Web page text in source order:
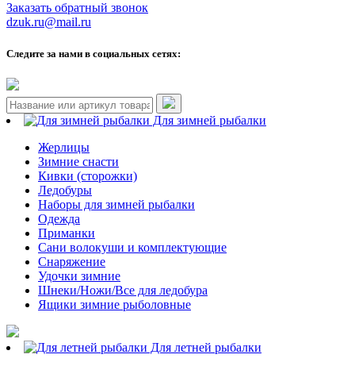
Заказать обратный звонок
dzuk.ru@mail.ru
Следите за нами в социальных сетях:
Для зимней рыбалки
Жерлицы
Зимние снасти
Кивки (сторожки)
Ледобуры
Наборы для зимней рыбалки
Одежда
Приманки
Сани волокуши и комплектующие
Снаряжение
Удочки зимние
Шнеки/Ножи/Все для ледобура
Ящики зимние рыболовные
Для летней рыбалки